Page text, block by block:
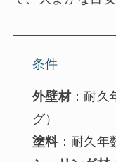
条件
外壁材：耐久
グ）
塗料：耐久年